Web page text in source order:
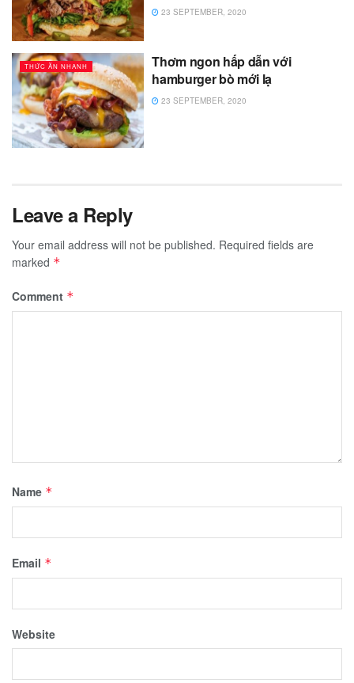
23 SEPTEMBER, 2020
THỨC ĂN NHANH
Thơm ngon hấp dẫn với
hamburger bò mới lạ
23 SEPTEMBER, 2020
Leave a Reply
Your email address will not be published. Required fields are
marked *
Comment *
Name *
Email *
Website